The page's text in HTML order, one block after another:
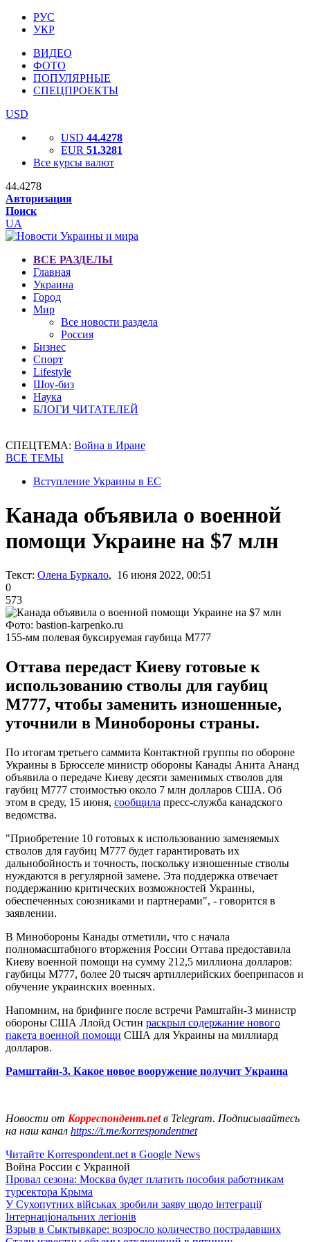
РУС
УКР
ВИДЕО
ФОТО
ПОПУЛЯРНЫЕ
СПЕЦПРОЕКТЫ
USD
USD 44.4278
EUR 51.3281
Все курсы валют
44.4278
Авторизация
Поиск
UA
ВСЕ РАЗДЕЛЫ
Главная
Украина
Город
Мир
Все новости раздела
Россия
Бизнес
Спорт
Lifestyle
Шоу-биз
Наука
БЛОГИ ЧИТАТЕЛЕЙ
СПЕЦТЕМА: Война в Иране
ВСЕ ТЕМЫ
Вступление Украины в ЕС
Канада объявила о военной
помощи Украине на $7 млн
Текст: Олена Буркало, 16 июня 2022, 00:51
0
573
Фото: bastion-karpenko.ru
155-мм полевая буксируемая гаубица M777
Оттава передаст Киеву готовые к
использованию стволы для гаубиц
М777, чтобы заменить изношенные,
уточнили в Минобороны страны.
По итогам третьего саммита Контактной группы по обороне
Украины в Брюсселе министр обороны Канады Анита Ананд
объявила о передаче Киеву десяти заменимых стволов для
гаубиц М777 стоимостью около 7 млн ​​долларов США. Об
этом в среду, 15 июня, сообщила пресс-служба канадского
ведомства.
"Приобретение 10 готовых к использованию заменяемых
стволов для гаубиц М777 будет гарантировать их
дальнобойность и точность, поскольку изношенные стволы
нуждаются в регулярной замене. Эта поддержка отвечает
поддержанию критических возможностей Украины,
обеспеченных союзниками и партнерами", - говорится в
заявлении.
В Минобороны Канады отметили, что с начала
полномасштабного вторжения России Оттава предоставила
Киеву военной помощи на сумму 212,5 миллиона долларов:
гаубицы М777, более 20 тысяч артиллерийских боеприпасов и
обучение украинских военных.
Напомним, на брифинге после встречи Рамштайн-3 министр
обороны США Ллойд Остин раскрыл содержание нового
пакета военной помощи США для Украины на миллиард
долларов.
Рамштайн-3. Какое новое вооружение получит Украина
Новости от Корреспондент.netв Telegram. Подписывайтесь
на наш канал https://t.me/korrespondentnet
Читайте Korrespondent.net в Google News
Война России с Украиной
Провал сезона: Москва будет платить пособия работникам
турсектора Крыма
У Сухопутних військах зробили заяву щодо інтеграції
Інтернаціональних легіонів
Взрыв в Сыктывкаре: возросло количество пострадавших